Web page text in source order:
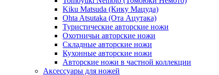
Kiku Matsuda (Кику Мацуда)
Ohta Atsutaka (Ота Ацутака)
Туристические авторские ножи
Охотничьи авторские ножи
Складные авторские ножи
Кухонные авторские ножи
Авторские ножи в частной коллекции
Аксессуары для ножей